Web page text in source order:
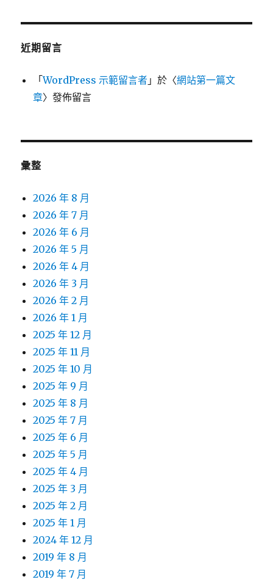
近期留言
「WordPress 示範留言者 」於〈網站第一篇文
章〉發佈留言
彙整
2026 年 8 月
2026 年 7 月
2026 年 6 月
2026 年 5 月
2026 年 4 月
2026 年 3 月
2026 年 2 月
2026 年 1 月
2025 年 12 月
2025 年 11 月
2025 年 10 月
2025 年 9 月
2025 年 8 月
2025 年 7 月
2025 年 6 月
2025 年 5 月
2025 年 4 月
2025 年 3 月
2025 年 2 月
2025 年 1 月
2024 年 12 月
2019 年 8 月
2019 年 7 月